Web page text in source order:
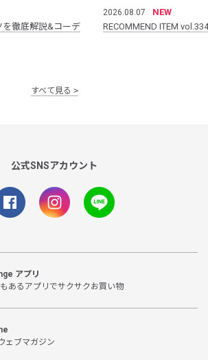
を徹底解説&コーデ
2026.08.07
NEW
RECOMMEND ITEM vol.334
すべて見る
公式SNSアカウント
アプリ
あるアプリでサクサクお買い物
ェブマガジン